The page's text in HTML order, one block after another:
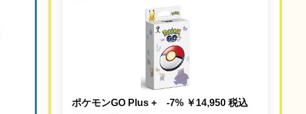
ポケモンGO Plus + -7% ￥14,950 税込